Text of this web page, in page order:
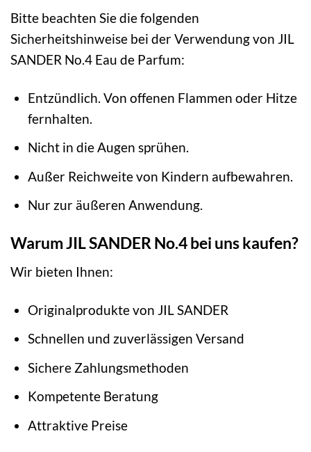
Bitte beachten Sie die folgenden
Sicherheitshinweise bei der Verwendung von JIL
SANDER No.4 Eau de Parfum:
Entzündlich. Von offenen Flammen oder Hitze
fernhalten.
Nicht in die Augen sprühen.
Außer Reichweite von Kindern aufbewahren.
Nur zur äußeren Anwendung.
Warum JIL SANDER No.4 bei uns kaufen?
Wir bieten Ihnen:
Originalprodukte von JIL SANDER
Schnellen und zuverlässigen Versand
Sichere Zahlungsmethoden
Kompetente Beratung
Attraktive Preise